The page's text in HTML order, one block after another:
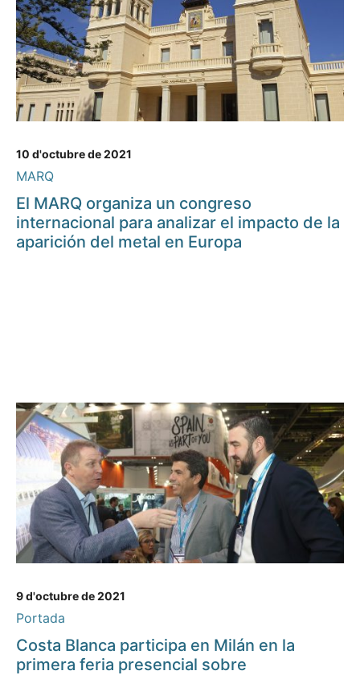
10 d'octubre de 2021
MARQ
El MARQ organiza un congreso
internacional para analizar el impacto de la
aparición del metal en Europa
9 d'octubre de 2021
Portada
Costa Blanca participa en Milán en la
primera feria presencial sobre